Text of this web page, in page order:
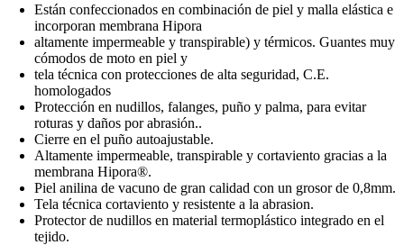
Están confeccionados en combinación de piel y malla elástica e
incorporan membrana Hipora
altamente impermeable y transpirable) y térmicos. Guantes muy
cómodos de moto en piel y
tela técnica con protecciones de alta seguridad, C.E.
homologados
Protección en nudillos, falanges, puño y palma, para evitar
roturas y daños por abrasión..
Cierre en el puño autoajustable.
Altamente impermeable, transpirable y cortaviento gracias a la
membrana Hipora®.
Piel anilina de vacuno de gran calidad con un grosor de 0,8mm.
Tela técnica cortaviento y resistente a la abrasion.
Protector de nudillos en material termoplástico integrado en el
tejido.